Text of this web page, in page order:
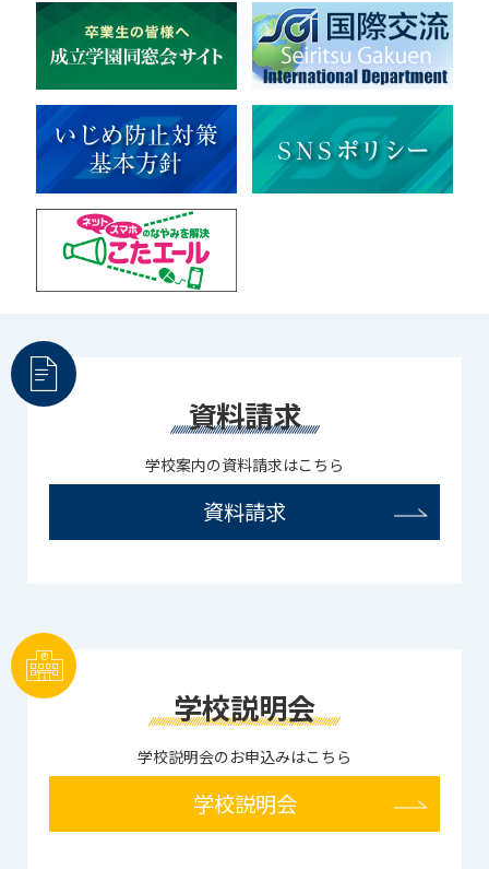
ライフワーク
新日本芸能
宇宙探究
赤門倶楽部
資料請求
学校案内の資料請求はこちら
資料請求
学校説明会
学校説明会のお申込みはこちら
学校説明会